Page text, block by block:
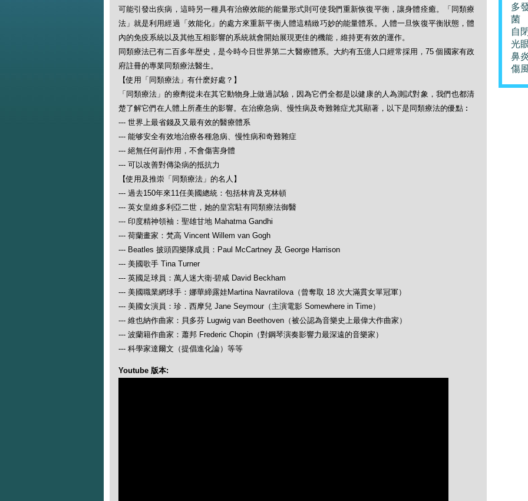
可能引發出疾病，這時另一種具有治療效能的能量形式則可使我們重新恢復平衡，讓身體痊癒。「同類療
法」就是利用經過「效能化」的處方來重新平衡人體這精緻巧妙的能量體系。人體一旦恢復平衡狀態，體
內的免疫系統以及其他互相影響的系統就會開始展現更佳的機能，維持更有效的運作。
同類療法已有二百多年歴史，是今時今日世界第二大醫療體系。大約有五億人口經常採用，75 個國家有政
府註冊的專業同類療法醫生。
【使用「同類療法」有什麽好處？】
「同類療法」的療劑從未在其它動物身上做過試驗，因為它們全都是以健康的人為測試對象，我們也都清
楚了解它們在人體上所產生的影響。在治療急病、慢性病及奇難雜症尤其顯著，以下是同類療法的優點︰
--- 世界上最省錢及又最有效的醫療體系
--- 能够安全有效地治療各種急病、慢性病和奇難雜症
--- 絕無任何副作用，不會傷害身體
--- 可以改善對傳染病的抵抗力
【使用及推崇「同類療法」的名人】
--- 過去150年來11任美國總統：包括林肯及克林頓
--- 英女皇維多利亞二世，她的皇宮駐有同類療法御醫
--- 印度精神領袖：聖雄甘地 Mahatma Gandhi
--- 荷蘭畫家：梵高 Vincent Willem van Gogh
--- Beatles 披頭四樂隊成員：Paul McCartney 及 George Harrison
--- 美國歌手 Tina Turner
--- 英國足球員：萬人迷大衛‧碧咸 David Beckham
--- 美國職業網球手：娜華締露娃Martina Navratilova（曾奪取 18 次大滿貫女單冠軍）
--- 美國女演員：珍．西摩兒 Jane Seymour（主演電影 Somewhere in Time）
--- 維也納作曲家：貝多芬 Lugwig van Beethoven（被公認為音樂史上最偉大作曲家）
--- 波蘭籍作曲家：蕭邦 Frederic Chopin（對鋼琴演奏影響力最深遠的音樂家）
--- 科學家達爾文（提倡進化論）等等
Youtube 版本:
多
菌
自
光
鼻
傷